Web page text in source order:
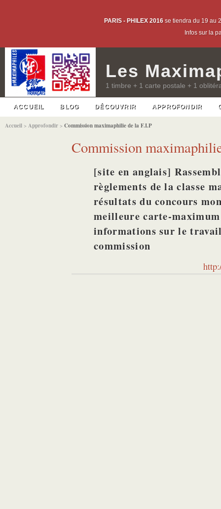
PARIS - PHILEX 2016 se tiendra du 19 au
Infos sur la
Les
1 timbre + 1 carte postale + 1
ACCUEIL BLOG DÉCOUVRIR APPROFONDIR
Accueil > Approfondir > Commission maximaphilie de la F.I.P
Commission
[site en anglais]
règlements de la classe
résultats du concours
meilleure carte-
informations sur le
commission